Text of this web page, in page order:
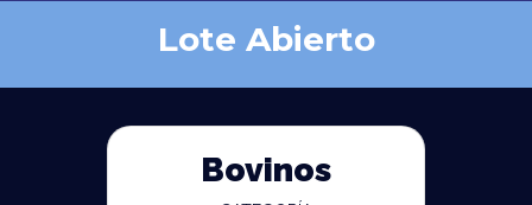
Lote Abierto
Bovinos